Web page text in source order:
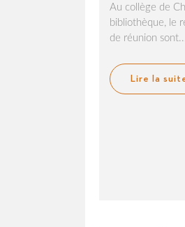
Au collège de
bibliothèque, le
de réunion sont...
Lire la